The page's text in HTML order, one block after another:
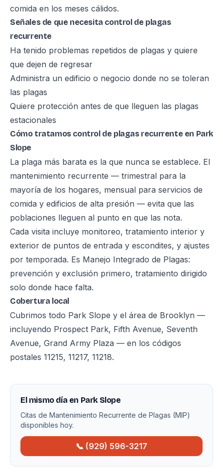
comida en los meses cálidos.
Señales de que necesita control de plagas
recurrente
Ha tenido problemas repetidos de plagas y quiere
que dejen de regresar
Administra un edificio o negocio donde no se toleran
las plagas
Quiere protección antes de que lleguen las plagas
estacionales
Cómo tratamos control de plagas recurrente en Park
Slope
La plaga más barata es la que nunca se establece. El
mantenimiento recurrente — trimestral para la
mayoría de los hogares, mensual para servicios de
comida y edificios de alta presión — evita que las
poblaciones lleguen al punto en que las nota.
Cada visita incluye monitoreo, tratamiento interior y
exterior de puntos de entrada y escondites, y ajustes
por temporada. Es Manejo Integrado de Plagas:
prevención y exclusión primero, tratamiento dirigido
solo donde hace falta.
Cobertura local
Cubrimos todo Park Slope y el área de Brooklyn —
incluyendo Prospect Park, Fifth Avenue, Seventh
Avenue, Grand Army Plaza — en los códigos
postales 11215, 11217, 11218.
El mismo día en Park Slope
Citas de Mantenimiento Recurrente de Plagas (MIP)
disponibles hoy.
📞 (929) 596-3217